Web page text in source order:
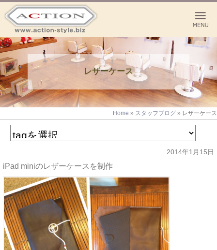
レザーケース
Home » スタッフブログ » レザーケース
2014年1月15日
iPad miniのレザーケースを制作